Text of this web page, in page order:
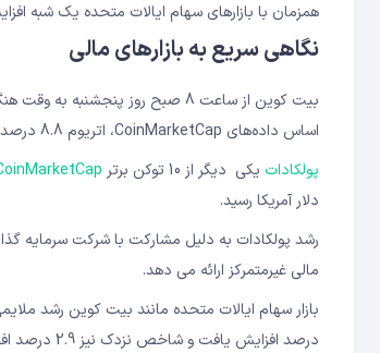
همزمان با بازارهای سهام ایالات متحده یک شبه
نگاهی سریع به بازارهای مالی
اساس داده‌های CoinMarketCap، اتریوم 8.8 درصد افزایش یافت و به 1852 دلار رسید.
پولکادات یکی دیگر از 10 توکن برتر
دلار آمریکا رسید.
مالی غیرمتمرکز ارائه می دهد.
درصد افزایش یافت و شاخص نزدک نیز 2.9 درصد افزایش یافت.